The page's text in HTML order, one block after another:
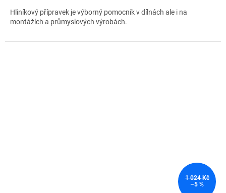
Hliníkový přípravek je výborný pomocník v dílnách ale i na
montážích a průmyslových výrobách.
1 024 Kč
–5 %